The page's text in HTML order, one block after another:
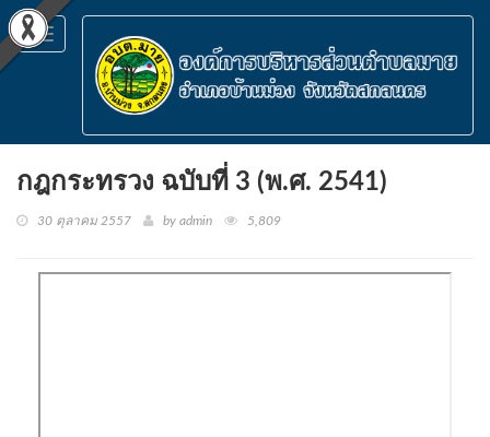
Toggle
navigation
กฎกระทรวง ฉบับที่ 3 (พ.ศ. 2541)
30 ตุลาคม 2557 by admin 5,809